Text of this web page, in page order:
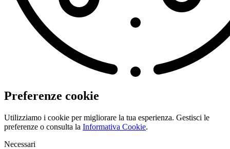
Preferenze cookie
Utilizziamo i cookie per migliorare la tua esperienza. Gestisci le
preferenze o consulta la Informativa Cookie.
Necessari